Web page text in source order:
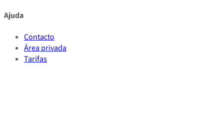
Ajuda
Contacto
Área privada
Tarifas